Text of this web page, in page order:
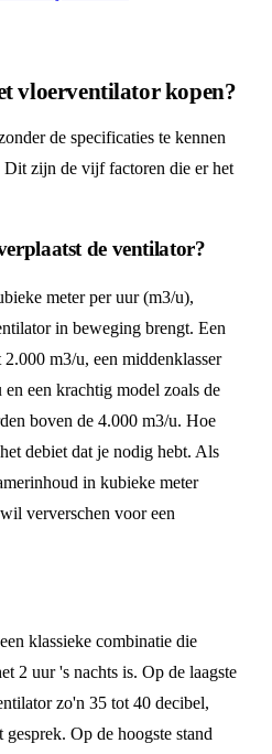
vloerventilator kopen?
de specificaties te kennen
zijn de vijf factoren die er het
de ventilator?
meter per uur (m3/u),
in beweging brengt. Een
m3/u, een middenklasser
een krachtig model zoals de
boven de 4.000 m3/u. Hoe
debiet dat je nodig hebt. Als
in kubieke meter
ververschen voor een
klassieke combinatie die
2 uur 's nachts is. Op de laagste
zo'n 35 tot 40 decibel,
Op de hoogste stand